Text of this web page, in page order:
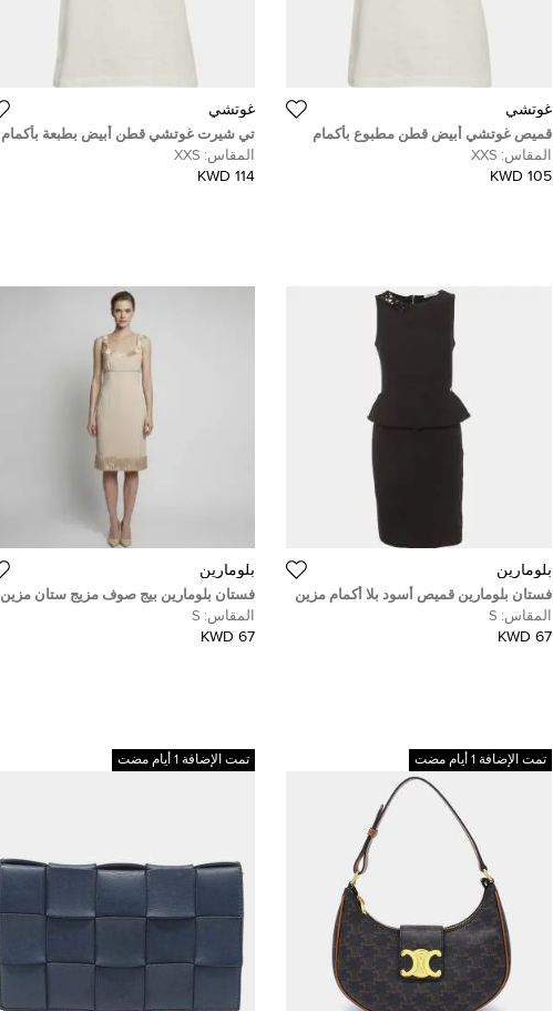
غوتشي
قميص غوتشي أبيض قطن مطبوع بأكمام
قصيرة مقاس صغير جدًا (إكس إكس سمول)
المقاس: XXS
105 KWD
غوتشي
تي شيرت غوتشي قطن أبيض بطبعة بأكمام
قصيرة مقاس صغير جدًا - إكس إكس سمول
المقاس: XXS
114 KWD
بلومارين
فستان بلومارين قميص أسود بلا أكمام مزين
طول متوسط ميدي متوسط
المقاس: S
67 KWD
بلومارين
فستان بلومارين بيج صوف مزيج ستان مزين
بالكريستال صغير
المقاس: S
67 KWD
تمت الإضافة 1 أيام مضت تمت الإضافة 1 أيام مضت